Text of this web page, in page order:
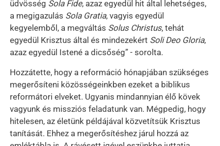
üdvösség Sola Fide, azaz egyedül hit által lehetséges,
a megigazulás Sola Gratia, vagyis egyedül
kegyelemből, a megváltás Solus Christus, tehát
egyedül Krisztus által és mindezekért Soli Deo Gloria,
azaz egyedül Istené a dicsőség” - sorolta.
Hozzátette, hogy a reformáció hónapjában szükséges
megerősíteni közösségeinkben ezeket a biblikus
reformátori elveket. Ugyanis mindannyian élő kövek
vagyunk és missziós feladatunk van. Mégpedig, hogy
hitelesen, az életünk példájával közvetítsük Krisztus
tanítását. Ehhez a megerősítéshez járul hozzá az